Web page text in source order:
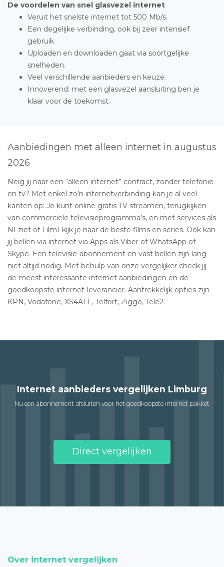
De voordelen van snel glasvezel internet
Veruit het snelste internet tot 500 Mb/s.
Een degelijke verbinding, ook bij zeer intensief
gebruik.
Uploaden en downloaden gaat via soortgelijke
snelheden.
Veel verschillende aanbieders en keuze.
Innoverend: met een glasvezel aansluiting ben je
klaar voor de toekomst.
Aanbiedingen met alleen internet in augustus
2026
Neig jij naar een “alleen internet” contract, zonder telefonie
en tv? Met enkel zo’n internetverbinding kan je al veel
kanten op: Je kunt online gratis TV streamen, terugkijken
van commerciële televisieprogramma’s, en met services als
NLziet of Film1 kijk je naar de beste films en series. Ook kan
jij bellen via internet via Apps als Viber of WhatsApp of
Skype. Een televisie-abonnement en vast bellen zijn lang
niet altijd nodig. Met behulp van onze vergelijker check jij
de meest interessante internet aanbiedingen en de
goedkoopste internet-leverancier. Aantrekkelijk opties zijn
KPN, Vodafone, XS4ALL, Telfort, Ziggo, Tele2.
Internet aanbieders vergelijken Limburg
Nu een abonnement afsluiten voor het goedkoopste internet pakket
Direct vergelijken
Over internet vergelijken